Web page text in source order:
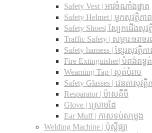
Safety Vest | អាវចំណាំងផ្លាត
Safety Helmet | មួកសុវត្ថិភាព
Safety Shoes| ស្បែកជើងសុវត្
Traffic Safety​ | សម្ភារ:ចរា
Safety harness | ខ្សែរសុវត្ថិភ
Fire Extinguisher| បំពង់ពន្ល
Wearning Tap | ស្គត់បំរាម
Safety Glasses | វេនតាសុវត្ថិ
Resparator | ម៉ាសគីមី
Glove | ស្រោមដៃ
Ear Muff | កាសទប់សម្លេង
Welding Machine | ប៉ុស្តិ៍ផ្សា